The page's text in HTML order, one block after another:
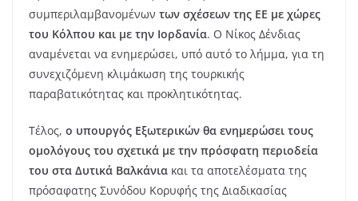
συμπεριλαμβανομένων των σχέσεων της ΕΕ με χώρες
του Κόλπου και με την Ιορδανία. Ο Νίκος Δένδιας
αναμένεται να ενημερώσει, υπό αυτό το λήμμα, για τη
συνεχιζόμενη κλιμάκωση της τουρκικής
παραβατικότητας και προκλητικότητας.
Τέλος, ο υπουργός Εξωτερικών θα ενημερώσει τους
ομολόγους του σχετικά με την πρόσφατη περιοδεία
του στα Δυτικά Βαλκάνια και τα αποτελέσματα της
πρόσαφατης Συνόδου Κορυφής της Διαδικασίας